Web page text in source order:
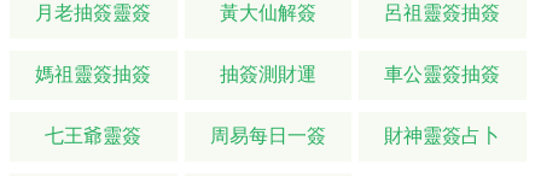
月老抽簽靈簽 黃大仙解簽 呂祖靈簽抽簽
媽祖靈簽抽簽 抽簽測財運 車公靈簽抽簽
七王爺靈簽 周易每日一簽 財神靈簽占卜